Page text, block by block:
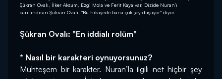
Şükran Ovalı, İlker Aksum, Ezgi Mola ve Ferit Kaya var. Dizide Nuran’ı
canlandıran Şükran Ovalı, "Bu hikayede bana çok şey düşüyor" diyor.
Şükran Ovalı: "En iddialı rolüm"
* Nasıl bir karakteri oynuyorsunuz?
Muhteşem bir karakter. Nuran’la ilgili net hiçbir şey